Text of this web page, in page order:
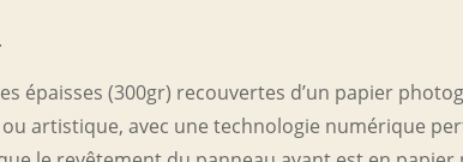
épaisses (300gr) recouvertes d’un papier
artistique, avec une technologie numérique